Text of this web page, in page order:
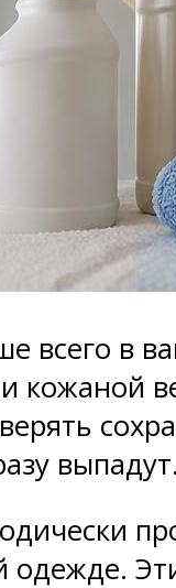
всего в
кожаной
выпадут.
одежде.